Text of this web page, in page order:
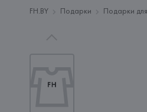
FH.BY Подарки Подарки